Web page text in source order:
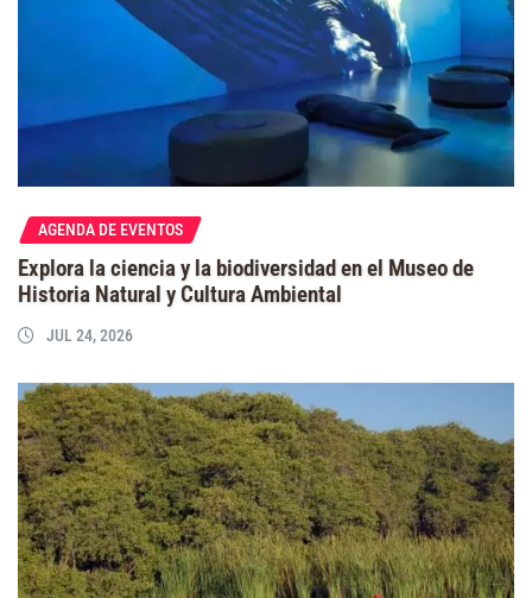
AGENDA DE EVENTOS
Explora la ciencia y la biodiversidad en el Museo de
Historia Natural y Cultura Ambiental
JUL 24, 2026